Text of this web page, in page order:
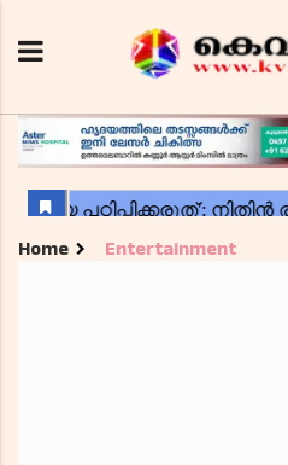
Home Entertainment